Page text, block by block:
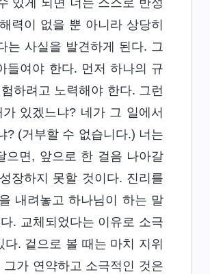
있게 되면 너는 스스로 반성
력이 없을 뿐 아니라 상당히
는 사실을 발견하게 된다. 그
들여야 한다. 먼저 하나의 규
하려고 노력해야 한다. 그런
있겠느냐? 네가 그 일에서
? (거부할 수 없습니다.) 너는
으면, 앞으로 한 걸음 나아갈
장하지 못할 것이다. 진리를
내려놓고 하나님이 하는 말
. 교체되었다는 이유로 소극
. 겉으로 볼 때는 마치 지위
가 연약하고 소극적인 것은